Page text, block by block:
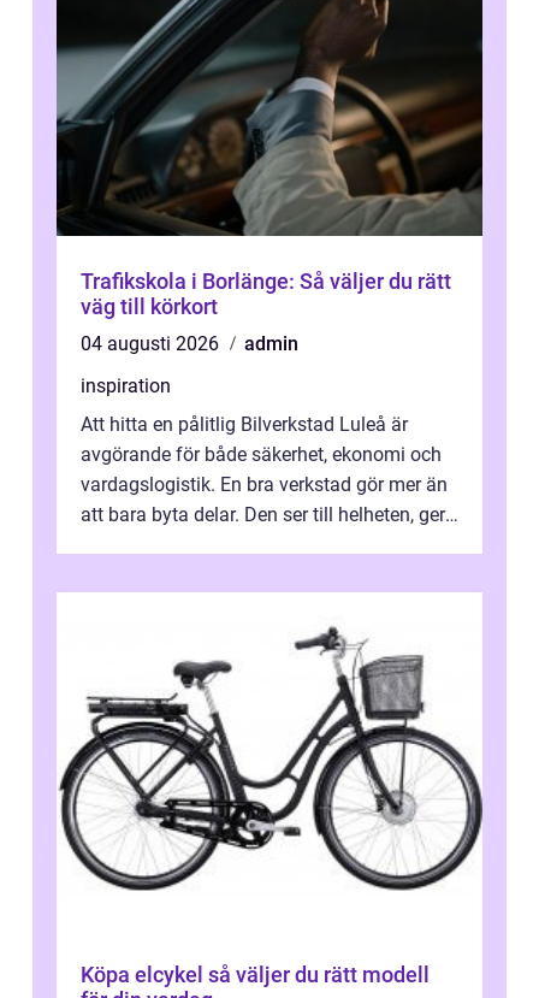
Trafikskola i Borlänge: Så väljer du rätt
väg till körkort
04 augusti 2026
admin
inspiration
Att hitta en pålitlig Bilverkstad Luleå är
avgörande för både säkerhet, ekonomi och
vardagslogistik. En bra verkstad gör mer än
att bara byta delar. Den ser till helheten, ger
Köpa elcykel så väljer du rätt modell